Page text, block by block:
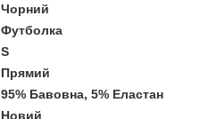
Чорний
Футболка
S
Прямий
95% Бавовна, 5% Еластан
Новий